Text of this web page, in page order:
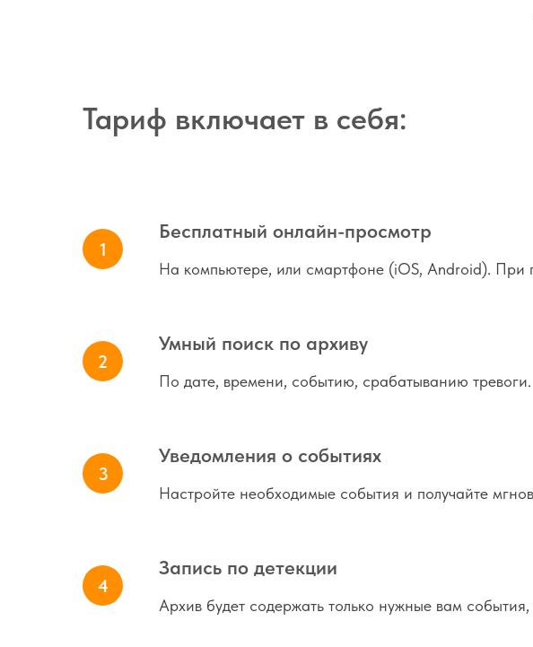
Тариф включает в себя:
Бесплатный онлайн-просмотр
На компьютере, или смартфоне (iOS, Android).
Умный поиск по архиву
По дате, времени, событию, срабатыванию тревоги.
Уведомления о событиях
Настройте необходимые события и получайте
Запись по детекции
Архив будет содержать только нужные вам